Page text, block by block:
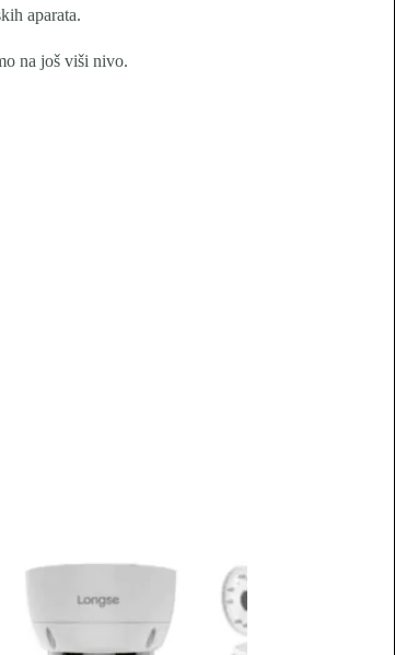
aparata.
na još viši nivo.